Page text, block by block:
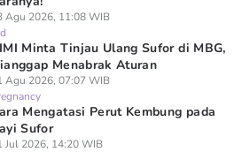
Agu 2026, 11:08 WIB
Minta Tinjau Ulang Sufor di MBG,
Menabrak Aturan
Agu 2026, 07:07 WIB
Mengatasi Perut Kembung pada
Sufor
Jul 2026, 14:20 WIB